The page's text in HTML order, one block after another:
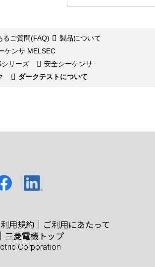
るご質問(FAQ)
製品について
ケンサ MELSEC
シリーズ
安全シーケンサ
ダークテストについて
利用規約
ご利用にあたって
三菱電機トップ
Corporation